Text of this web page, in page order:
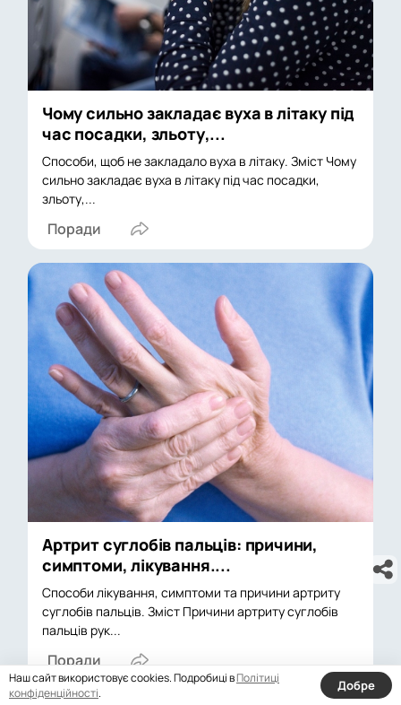
Чому сильно закладає вуха в літаку під
час посадки, зльоту,...
Способи, щоб не закладало вуха в літаку. Зміст Чому
сильно закладає вуха в літаку під час посадки,
зльоту,...
Поради
Артрит суглобів пальців: причини,
симптоми, лікування....
Способи лікування, симптоми та причини артриту
суглобів пальців. Зміст Причини артриту суглобів
пальців рук...
Поради
Наш сайт використовує cookies. Подробиці вПолітиці
конфіденційності. Добре